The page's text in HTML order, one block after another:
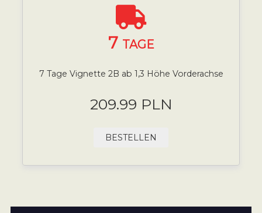
7 TAGE
7 Tage Vignette 2B ab 1,3 Höhe Vorderachse
209.99 PLN
BESTELLEN